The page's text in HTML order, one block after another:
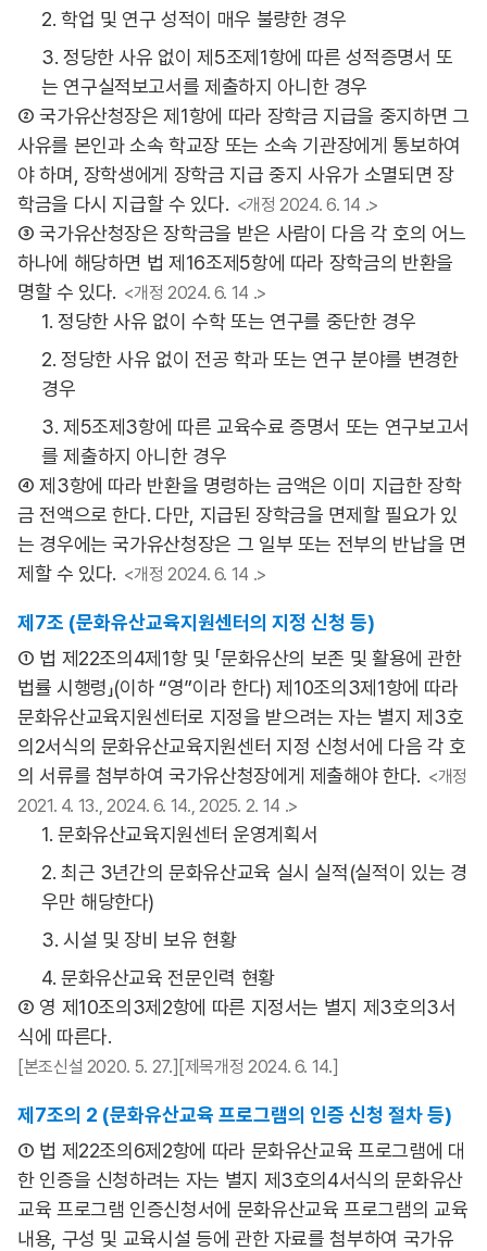
2. 학업 및 연구 성적이 매우 불량한 경우
3. 정당한 사유 없이 제5조제1항에 따른 성적증명서 또
는 연구실적보고서를 제출하지 아니한 경우
② 국가유산청장은 제1항에 따라 장학금 지급을 중지하면 그
사유를 본인과 소속 학교장 또는 소속 기관장에게 통보하여
야 하며, 장학생에게 장학금 지급 중지 사유가 소멸되면 장
학금을 다시 지급할 수 있다. <개정 2024. 6. 14 .>
③ 국가유산청장은 장학금을 받은 사람이 다음 각 호의 어느
하나에 해당하면 법 제16조제5항에 따라 장학금의 반환을
명할 수 있다. <개정 2024. 6. 14 .>
1. 정당한 사유 없이 수학 또는 연구를 중단한 경우
2. 정당한 사유 없이 전공 학과 또는 연구 분야를 변경한
경우
3. 제5조제3항에 따른 교육수료 증명서 또는 연구보고서
를 제출하지 아니한 경우
④ 제3항에 따라 반환을 명령하는 금액은 이미 지급한 장학
금 전액으로 한다. 다만, 지급된 장학금을 면제할 필요가 있
는 경우에는 국가유산청장은 그 일부 또는 전부의 반납을 면
제할 수 있다. <개정 2024. 6. 14 .>
제7조 (문화유산교육지원센터의 지정 신청 등)
① 법 제22조의4제1항 및 「문화유산의 보존 및 활용에 관한
법률 시행령」(이하 “영”이라 한다) 제10조의3제1항에 따라
문화유산교육지원센터로 지정을 받으려는 자는 별지 제3호
의2서식의 문화유산교육지원센터 지정 신청서에 다음 각 호
의 서류를 첨부하여 국가유산청장에게 제출해야 한다. <개정
2021. 4. 13., 2024. 6. 14., 2025. 2. 14 .>
1. 문화유산교육지원센터 운영계획서
2. 최근 3년간의 문화유산교육 실시 실적(실적이 있는 경
우만 해당한다)
3. 시설 및 장비 보유 현황
4. 문화유산교육 전문인력 현황
② 영 제10조의3제2항에 따른 지정서는 별지 제3호의3서
식에 따른다.
[본조신설 2020. 5. 27.][제목개정 2024. 6. 14.]
제7조의 2 (문화유산교육 프로그램의 인증 신청 절차 등)
① 법 제22조의6제2항에 따라 문화유산교육 프로그램에 대
한 인증을 신청하려는 자는 별지 제3호의4서식의 문화유산
교육 프로그램 인증신청서에 문화유산교육 프로그램의 교육
내용, 구성 및 교육시설 등에 관한 자료를 첨부하여 국가유